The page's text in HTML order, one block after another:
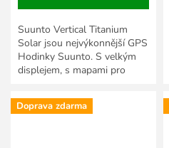
Suunto Vertical Titanium
Solar jsou nejvýkonnější GPS
Hodinky Suunto. S velkým
displejem, s mapami pro
Mají solární dobíjení,...
Doprava zdarma